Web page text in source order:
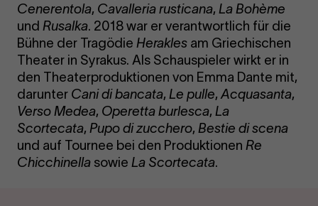
Cenerentola, Cavalleria rusticana, La Bohème
und Rusalka. 2018 war er verantwortlich für die
Bühne der Tragödie Herakles am Griechischen
Theater in Syrakus. Als Schauspieler wirkt er in
den Theaterproduktionen von Emma Dante mit,
darunter Cani di bancata, Le pulle,Acquasanta,
Verso Medea, Operetta burlesca, La
Scortecata, Pupo di zucchero, Bestie di scena
und auf Tournee bei den Produktionen Re
Chicchinella sowie La Scortecata.